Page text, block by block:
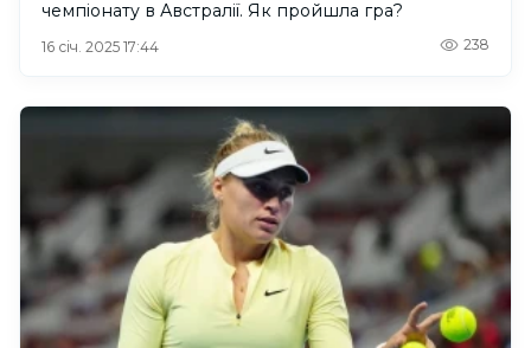
чемпіонату в Австралії. Як пройшла гра?
16 січ. 2025 17:44 238